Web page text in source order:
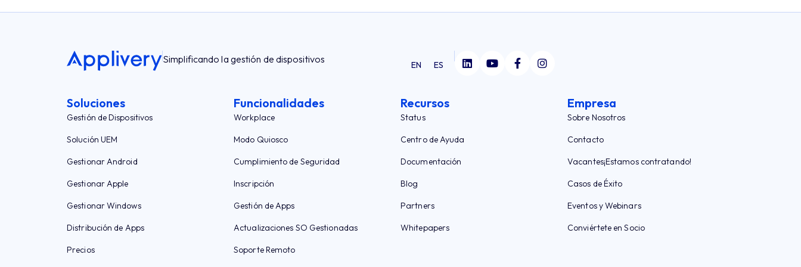
Simplificando la gestión de dispositivos
EN ES
Soluciones
Gestión de Dispositivos
Solución UEM
Gestionar Android
Gestionar Apple
Gestionar Windows
Distribución de Apps
Precios
Funcionalidades
Workplace
Modo Quiosco
Cumplimiento de Seguridad
Inscripción
Gestión de Apps
Actualizaciones SO Gestionadas
Soporte Remoto
Recursos
Status
Centro de Ayuda
Documentación
Blog
Partners
Whitepapers
Empresa
Sobre Nosotros
Contacto
Vacantes¡Estamos contratando!
Casos de Éxito
Eventos y Webinars
Conviértete en Socio